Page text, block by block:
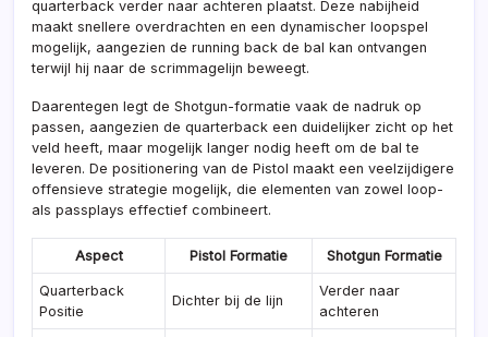
quarterback verder naar achteren plaatst. Deze nabijheid
maakt snellere overdrachten en een dynamischer loopspel
mogelijk, aangezien de running back de bal kan ontvangen
terwijl hij naar de scrimmagelijn beweegt.
Daarentegen legt de Shotgun-formatie vaak de nadruk op
passen, aangezien de quarterback een duidelijker zicht op het
veld heeft, maar mogelijk langer nodig heeft om de bal te
leveren. De positionering van de Pistol maakt een veelzijdigere
offensieve strategie mogelijk, die elementen van zowel loop-
als passplays effectief combineert.
Aspect Pistol Formatie Shotgun Formatie
Quarterback
Positie
Dichter bij de lijn
Verder naar
achteren